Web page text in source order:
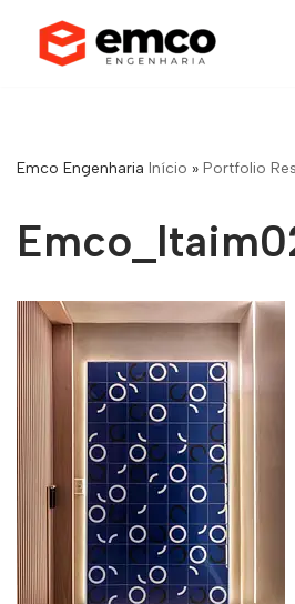
Pular
Emco Engenharia Início » Portfolio